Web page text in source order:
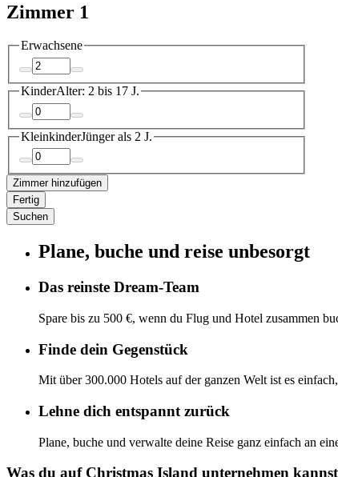
Zimmer 1
Erwachsene
KinderAlter: 2 bis 17 J.
KleinkinderJünger als 2 J.
Zimmer hinzufügen
Fertig
Suchen
Plane, buche und reise unbesorgt
Das reinste Dream-Team
Spare bis zu 500 €, wenn du Flug und Hotel zusammen
Finde dein Gegenstück
Mit über 300.000 Hotels auf der ganzen Welt ist es
Lehne dich entspannt zurück
Plane, buche und verwalte deine Reise ganz einfach an
Was du auf Christmas Island unternehmen kannst